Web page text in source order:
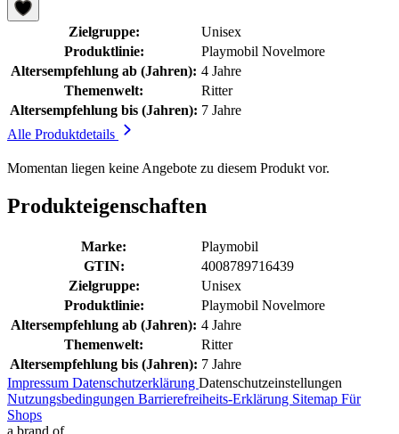
Zielgruppe:
Unisex
Produktlinie:
Playmobil Novelmore
Altersempfehlung ab (Jahren): 4 Jahre
Themenwelt:
Ritter
Altersempfehlung bis (Jahren): 7 Jahre
Alle Produktdetails
Momentan liegen keine Angebote zu diesem Produkt vor.
Produkteigenschaften
Marke:
Playmobil
GTIN:
4008789716439
Zielgruppe:
Unisex
Produktlinie:
Playmobil Novelmore
Altersempfehlung ab (Jahren): 4 Jahre
Themenwelt:
Ritter
Altersempfehlung bis (Jahren): 7 Jahre
Impressum Datenschutzerklärung Datenschutzeinstellungen
Nutzungsbedingungen Barrierefreiheits-Erklärung Sitemap Für
Shops
a brand of